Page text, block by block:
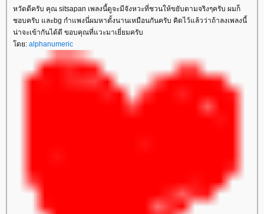
หวัดดีครับ คุณ sitsapan เพลงนี้ดูจะมีจังหวะที่ชวนให้ขยับตามจริงๆครับ ผมก็
ชอบครับ และbg กำแพงนี่ผมหาตั้งนานเหมือนกันครับ คิดไว้แล้วว่าถ้าลงเพลงนี้
น่าจะเข้ากันได้ดี ขอบคุณที่แวะมาเยี่ยมครับ
ดย: alphanumeric